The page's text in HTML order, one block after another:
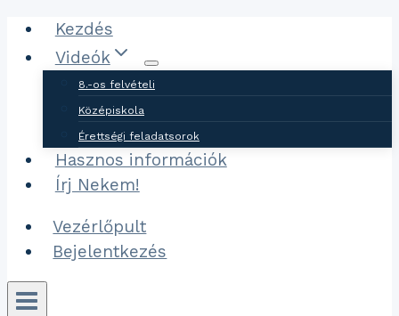
Ugrás
tartalomhoz
Kezdés
Videók
8.-os felvételi
Középiskola
Érettségi feladatsorok
Hasznos információk
Írj Nekem!
Vezérlőpult
Bejelentkezés